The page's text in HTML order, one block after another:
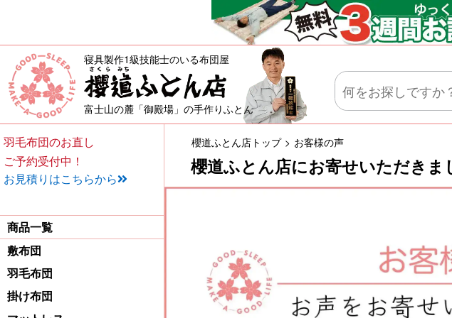
櫻道ふとん店にお寄せいただきま
敷布団・掛け布団・羽毛布団・マットレス・肌
寝具製作1級技能士のいる布団屋
富士山の麓「御殿場」の手作りふとん
櫻道ふとん店トップ お客様の声
羽毛布団のお直し
ご予約受付中！
お見積りはこちらから
商品一覧
敷布団
羽毛布団
掛け布団